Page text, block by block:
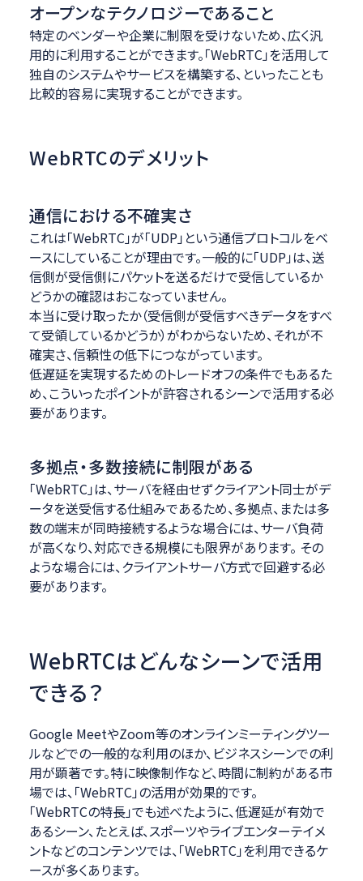
オープンなテクノロジーであること
特定のベンダーや企業に制限を受けないため、広く汎
用的に利用することができます。「WebRTC」を活用して
独自のシステムやサービスを構築する、といったことも
比較的容易に実現することができます。
WebRTCのデメリット
通信における不確実さ
これは「WebRTC」が「UDP」という通信プロトコルをベ
ースにしていることが理由です。一般的に「UDP」は、送
信側が受信側にパケットを送るだけで受信しているか
どうかの確認はおこなっていません。
本当に受け取ったか（受信側が受信すべきデータをすべ
て受領しているかどうか）がわからないため、それが不
確実さ、信頼性の低下につながっています。
低遅延を実現するためのトレードオフの条件でもあるた
め、こういったポイントが許容されるシーンで活用する必
要があります。
多拠点・多数接続に制限がある
「WebRTC」は、サーバを経由せずクライアント同士がデ
ータを送受信する仕組みであるため、多拠点、または多
数の端末が同時接続するような場合には、サーバ負荷
が高くなり、対応できる規模にも限界があります。 その
ような場合には、クライアントサーバ方式で回避する必
要があります。
WebRTCはどんなシーンで活用
できる？
Google MeetやZoom等のオンラインミーティングツー
ルなどでの一般的な利用のほか、ビジネスシーンでの利
用が顕著です。特に映像制作など、時間に制約がある市
場では、「WebRTC」の活用が効果的です。
「WebRTCの特長」でも述べたように、低遅延が有効で
あるシーン、たとえば、スポーツやライブエンターテイメ
ントなどのコンテンツでは、「WebRTC」を利用できるケ
ースが多くあります。